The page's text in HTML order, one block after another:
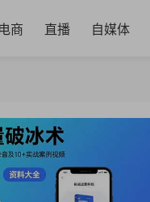
电商 直播 自媒体